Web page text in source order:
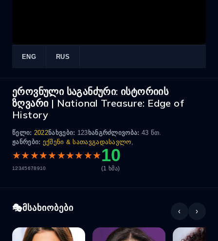
ENG RUS
ეროვნული საგანძური: ისტორიის
ზღვარი | National Treasure: Edge of
History
წელი: 2022ნახვები: 123ხანგრძლივობა: 43 წთ.
ჟანრები: ექშენი & სათავგადასავლო,
★★★★★★★★★★
12345678910
10
(1 ხმა)
მსახიობები ‹ ›